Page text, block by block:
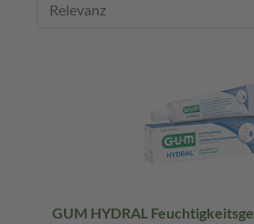
GUM HYDRAL